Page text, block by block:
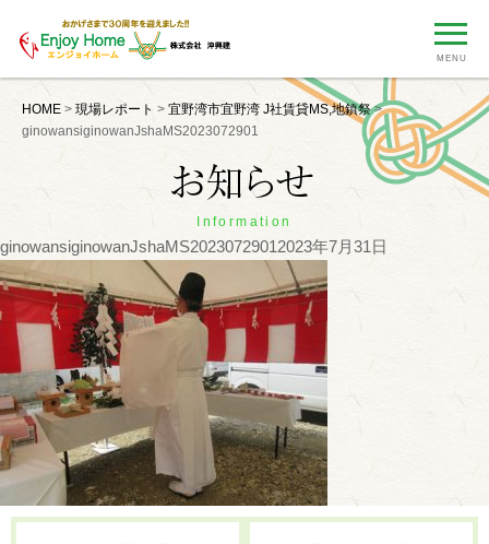
MENU
HOME > 現場レポート > 宜野湾市宜野湾 J社賃貸MS,地鎮祭>
ginowansiginowanJshaMS2023072901
Information
ginowansiginowanJshaMS20230729012023年7月31日